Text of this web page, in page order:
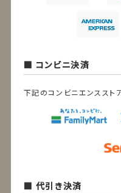
コンビニ決済
下記のコンビニエンススト
代引き決済